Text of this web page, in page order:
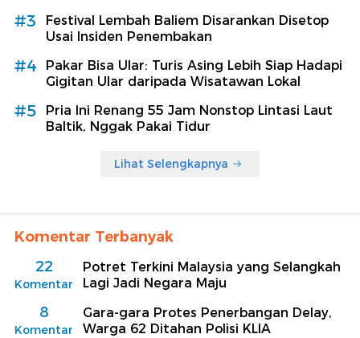
#3
Festival Lembah Baliem Disarankan Disetop
Usai Insiden Penembakan
#4
Pakar Bisa Ular: Turis Asing Lebih Siap Hadapi
Gigitan Ular daripada Wisatawan Lokal
#5
Pria Ini Renang 55 Jam Nonstop Lintasi Laut
Baltik, Nggak Pakai Tidur
Lihat Selengkapnya
Komentar Terbanyak
22
Komentar
Potret Terkini Malaysia yang Selangkah
Lagi Jadi Negara Maju
8
Komentar
Gara-gara Protes Penerbangan Delay,
Warga 62 Ditahan Polisi KLIA